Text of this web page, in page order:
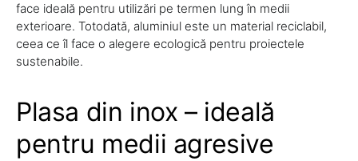
face ideală pentru utilizări pe termen lung în medii
exterioare. Totodată, aluminiul este un material reciclabil,
ceea ce îl face o alegere ecologică pentru proiectele
sustenabile.
Plasa din inox – ideală
pentru medii agresive